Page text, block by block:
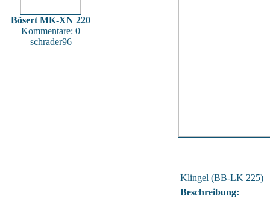
Bösert MK-XN 220
Kommentare: 0
schrader96
Klingel (BB-LK 225)
Beschreibung: